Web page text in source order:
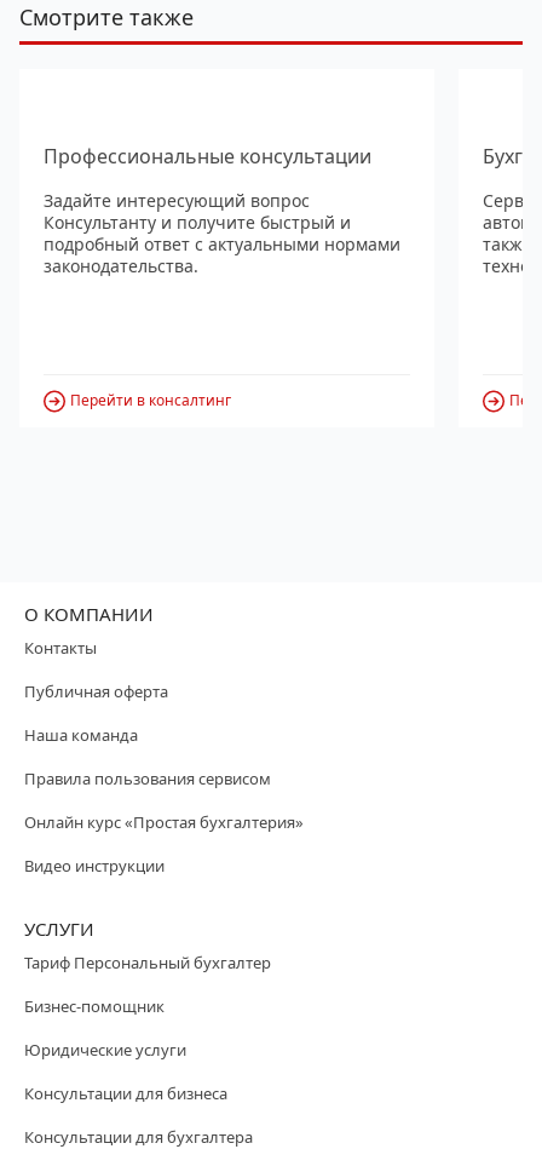
Смотрите также
Профессиональные консультации
Задайте интересующий вопрос
Консультанту и получите быстрый и
подробный ответ с актуальными нормами
законодательства.
Перейти в консалтинг
также
О КОМПАНИИ
Контакты
Публичная оферта
Наша команда
Правила пользования сервисом
Онлайн курс «Простая бухгалтерия»
Видео инструкции
УСЛУГИ
Тариф Персональный бухгалтер
Бизнес-помощник
Юридические услуги
Консультации для бизнеса
Консультации для бухгалтера